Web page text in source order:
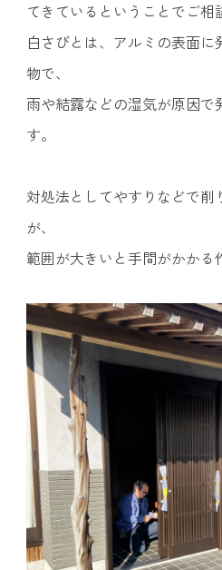
てきているということでご相
白さびとは、アルミの表面
物で、
雨や結露などの湿気が原因で
す。
対処法としてやすりなどで削
が、
範囲が大きいと手間がかかる